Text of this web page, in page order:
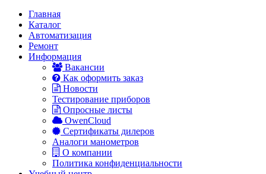
Главная
Каталог
Автоматизация
Ремонт
Информация
Вакансии
Как оформить заказ
Новости
Тестирование приборов
Опросные листы
OwenCloud
Сертификаты дилеров
Аналоги манометров
О компании
Политика конфиденциальности